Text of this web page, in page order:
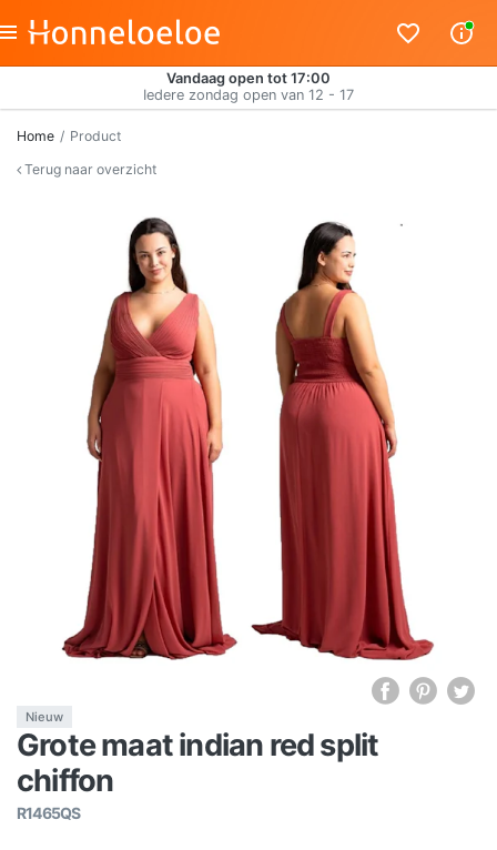
Vandaag open tot 17:00
Iedere zondag open van 12 - 17
Home
Product
Terug naar overzicht
Nieuw
Grote maat indian red split
chiffon
R1465QS